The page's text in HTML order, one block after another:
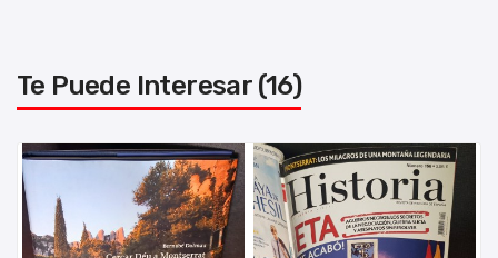
Te Puede Interesar (16)